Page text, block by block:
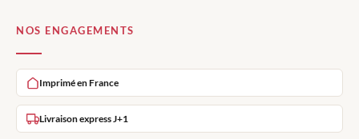
NOS ENGAGEMENTS
Imprimé en France
Livraison express J+1